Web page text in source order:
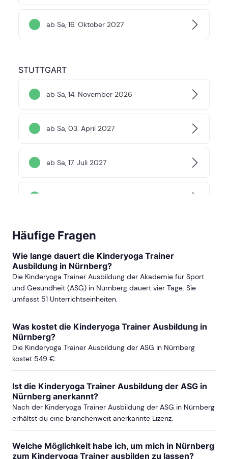
ab Sa, 16. Oktober 2027
STUTTGART
ab Sa, 14. November 2026
ab Sa, 03. April 2027
ab Sa, 17. Juli 2027
Häufige Fragen
Wie lange dauert die Kinderyoga Trainer
Ausbildung in Nürnberg?
Die Kinderyoga Trainer Ausbildung der Akademie für Sport
und Gesundheit (ASG) in Nürnberg dauert vier Tage. Sie
umfasst 51 Unterrichtseinheiten.
Was kostet die Kinderyoga Trainer Ausbildung in
Nürnberg?
Die Kinderyoga Trainer Ausbildung der ASG in Nürnberg
kostet 549 €.
Ist die Kinderyoga Trainer Ausbildung der ASG in
Nürnberg anerkannt?
Nach der Kinderyoga Trainer Ausbildung der ASG in Nürnberg
erhältst du eine branchenweit anerkannte Lizenz.
Welche Möglichkeit habe ich, um mich in Nürnberg
zum Kinderyoga Trainer ausbilden zu lassen?